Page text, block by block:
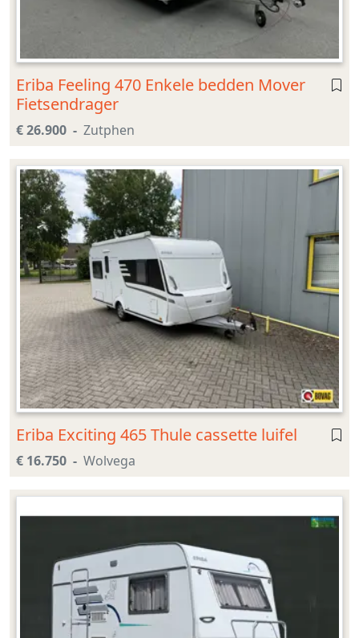
Eriba Feeling 470 Enkele bedden Mover
Fietsendrager
€ 26.900 Zutphen
Eriba Exciting 465 Thule cassette luifel
€ 16.750 Wolvega